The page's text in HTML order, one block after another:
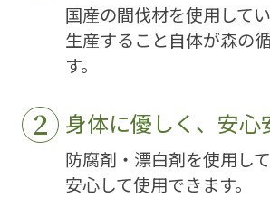
国産の間伐材を使用して
生産すること自体が森の
す。
身体に優しく、安心
防腐剤・漂白剤を使用し
安心して使用できます。